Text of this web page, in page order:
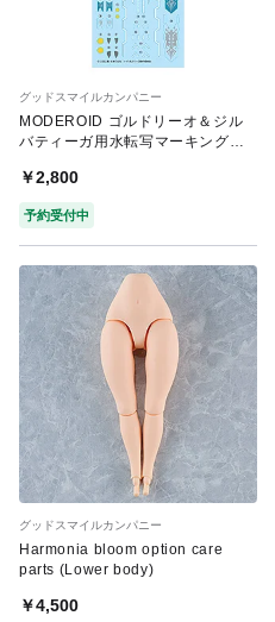
グッドスマイルカンパニー
MODEROID ゴルドリーオ＆ジル
バティーガ用水転写マーキングデ
￥2,800
予約受付中
グッドスマイルカンパニー
Harmonia bloom option care
parts (Lower body)
￥4,500